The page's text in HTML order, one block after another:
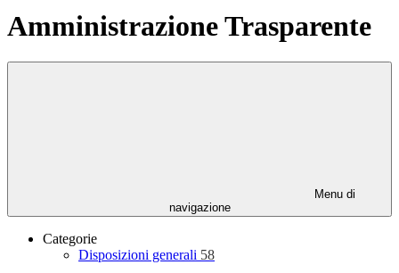
Amministrazione Trasparente
Menu di
navigazione
Categorie
Disposizioni generali 58